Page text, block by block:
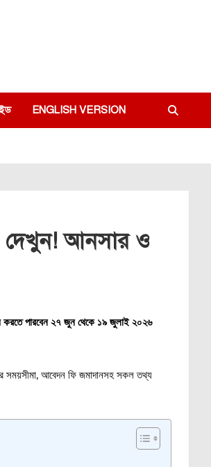
ENGLISH VERSION
দেখুন! আনসার ও
করতে পারবেন ২৭ জুন থেকে ১৯ জুলাই ২০২৬
সময়সীমা, আবেদন ফি জমাদানসহ সকল তথ্য